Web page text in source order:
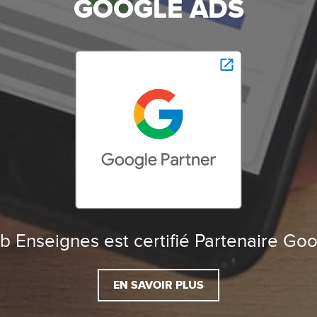
GOOGLE ADS
Enseignes est certifié Partenaire
EN SAVOIR PLUS